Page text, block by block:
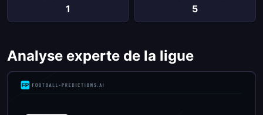
1 5
Analyse experte de la ligue